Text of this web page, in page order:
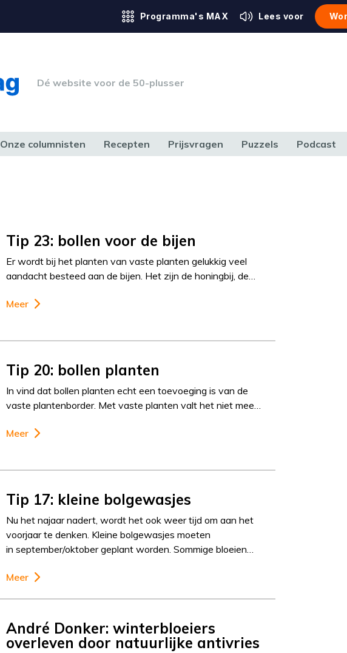
Programma's MAX Lees voor
Dé website voor de 50-plusser
Onze columnisten Recepten Prijsvragen Puzzels Podcast
Tip 23: bollen voor de bijen
Er wordt bij het planten van vaste planten gelukkig veel
aandacht besteed aan de bijen. Het zijn de honingbij, de…
Meer
Tip 20: bollen planten
In vind dat bollen planten echt een toevoeging is van de
vaste plantenborder. Met vaste planten valt het niet mee…
Meer
Tip 17: kleine bolgewasjes
Nu het najaar nadert, wordt het ook weer tijd om aan het
voorjaar te denken. Kleine bolgewasjes moeten
in september/oktober geplant worden. Sommige bloeien…
Meer
André Donker: winterbloeiers
overleven door natuurlijke antivries